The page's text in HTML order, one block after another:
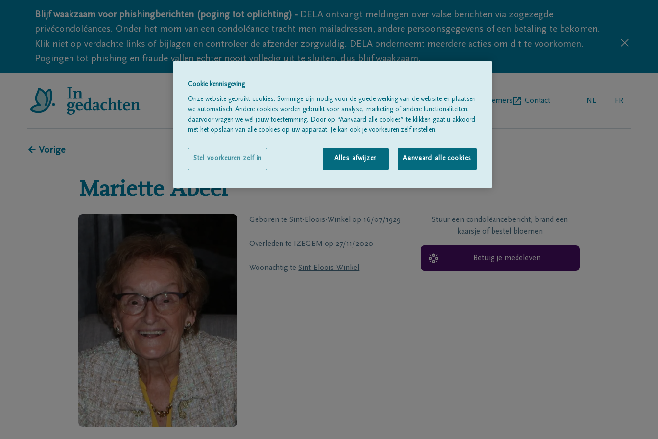
Blijf waakzaam voor phishingberichten (poging tot oplichting) - DELA ontvangt meldingen over valse berichten via zogezegde
privécondoléances. Onder het mom van een condoléance tracht men mailadressen, andere persoonsgegevens of een betaling te bekomen.
Klik niet op verdachte links of bijlagen en controleer de afzender zorgvuldig. DELA onderneemt meerdere acties om dit te voorkomen.
Pogingen tot phishing en fraude vallen echter nooit volledig uit te sluiten, dus blijf waakzaam.
Alle rouwberichtenOver onsBegrafenisondernemers Contact NL FR
← Vorige
Mariette Abeel
Geboren te Sint-Eloois-Winkel op 16/07/1929
Overleden te IZEGEM op 27/11/2020
Woonachtig te Sint-Eloois-Winkel
Stuur een condoléancebericht, brand een
kaarsje of bestel bloemen
Betuig je medeleven
Cookie kennisgeving
Onze website gebruikt cookies. Sommige zijn nodig voor de goede werking van de website en plaatsen
we automatisch. Andere cookies worden gebruikt voor analyse, marketing of andere functionaliteiten;
daarvoor vragen we wél jouw toestemming. Door op “Aanvaard alle cookies” te klikken gaat u akkoord
met het opslaan van alle cookies op uw apparaat. Je kan ook je voorkeuren zelf instellen.
Alles afwijzen Aanvaard alle cookies
Stel voorkeuren zelf in